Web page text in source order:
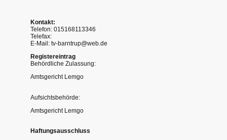
Kontakt:
Telefon: 015168113346
Telefax:
E-Mail: tv-barntrup@web.de
Registereintrag
Behördliche Zulassung:
Amtsgericht Lemgo
Aufsichtsbehörde:
Amtsgericht Lemgo
Haftungsausschluss